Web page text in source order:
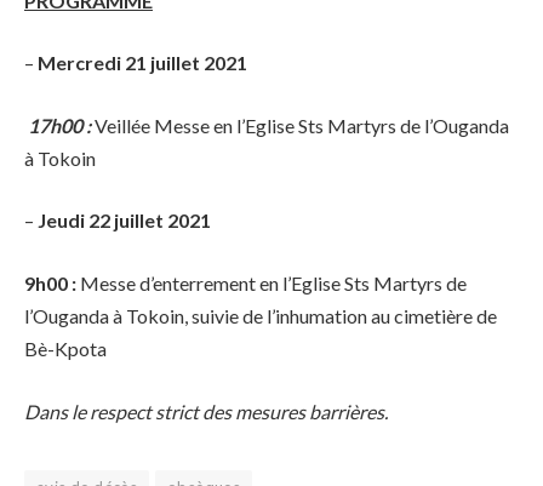
– Mercredi 21 juillet 2021
17h00 :Veillée Messe en l’Eglise Sts Martyrs de l’Ouganda
à Tokoin
– Jeudi 22 juillet 2021
9h00 : Messe d’enterrement en l’Eglise Sts Martyrs de
l’Ouganda à Tokoin, suivie de l’inhumation au cimetière de
Bè-Kpota
Dans le respect strict des mesures barrières.